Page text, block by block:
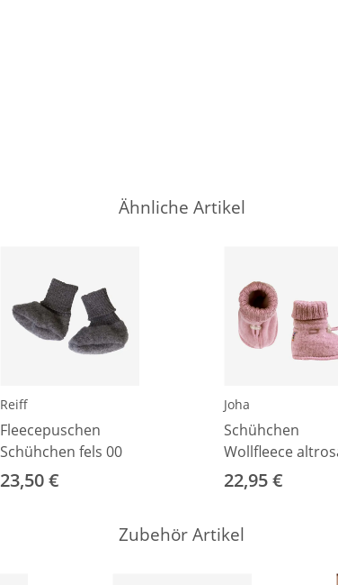
Ähnliche Artikel
Reiff
Fleecepuschen
Schühchen fels 00
23,50 €
Joha
Schühchen
Wollfleece
60
22,95 €
Zubehör Artikel